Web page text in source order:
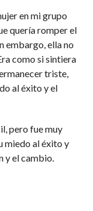
en mi grupo
quería romper el
embargo, ella no
como si sintiera
triste,
al éxito y el
pero fue muy
miedo al éxito y
y el cambio.